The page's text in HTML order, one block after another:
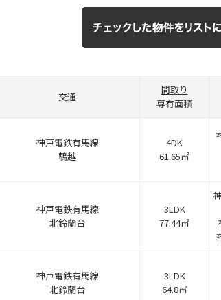
交通
間取り
専有面積
神戸電鉄有馬線
鵯越
4DK
61.65㎡
神戸電鉄有馬線
北鈴蘭台
3LDK
77.44㎡
神戸電鉄有馬線
北鈴蘭台
3LDK
64.8㎡